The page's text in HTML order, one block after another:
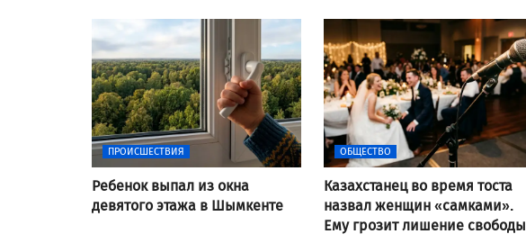
ПРОИСШЕСТВИЯ
Ребенок выпал из окна
девятого этажа в Шымкенте
ОБЩЕСТВО
Казахстанец во время тоста
назвал женщин «самками».
Ему грозит лишение свободы